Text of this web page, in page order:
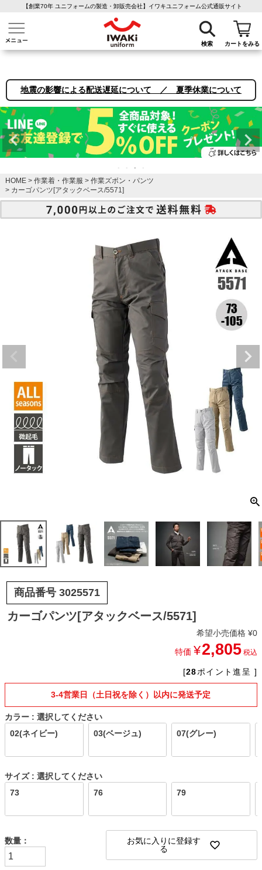
【創業70年 ユニフォームの製造・卸販売会社】イワキユニフォーム公式通販サイト
検索 カートをみる
介護ユニフォーム 作業着・作業服 ファン付き作業着 医療白衣
地震の影響による配送遅延について ／ 夏季休業について
HOME 作業着・作業服
作業ズボン・パンツ
カーゴパンツ[アタックベース/5571]
商品番号 3025571
カーゴパンツ[アタックベース/5571]
希望小売価格 ¥0
特価 ¥2,805 税込
[28ポイント進呈 ]
3-4営業日（土日祝を除く）以内に発送予定
カラー
選択してください
02(ネイビー)
03(ベージュ) 07(グレー)
サイズ
選択してください
73
76 79
お気に入りに登録す
る